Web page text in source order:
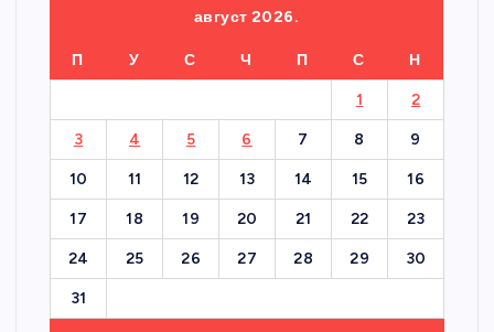
август 2026.
П У С Ч П С Н
1 2
3 4 5 6 7 8 9
10 11 12 13 14 15 16
17 18 19 20 21 22 23
24 25 26 27 28 29 30
31